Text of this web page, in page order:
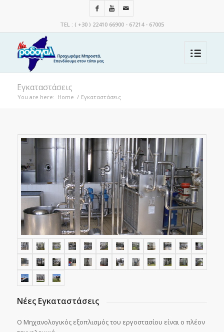
TEL : ( +30 ) 22410 66900 - 67214 - 67005
Εγκαταστάσεις
You are here: Home / Εγκαταστάσεις
Νέες Εγκαταστάσεις
Ο Mηχανολογικός εξοπλισμός του εργοστασίου είναι ο πλέον